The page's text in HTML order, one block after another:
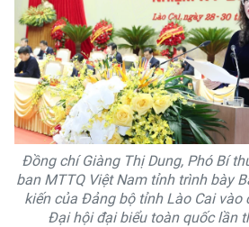
Đồng chí Giàng Thị Dung, Phó Bí
ban MTTQ Việt Nam tỉnh trình bày
kiến của Đảng bộ tỉnh Lào Cai vào
Đại hội đại biểu toàn quốc lần